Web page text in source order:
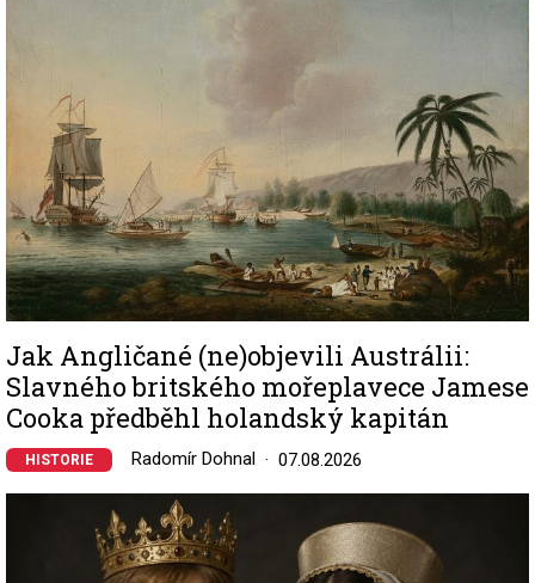
Jak Angličané (ne)objevili Austrálii:
Slavného britského mořeplavece Jamese
Cooka předběhl holandský kapitán
HISTORIE Radomír Dohnal 07.08.2026